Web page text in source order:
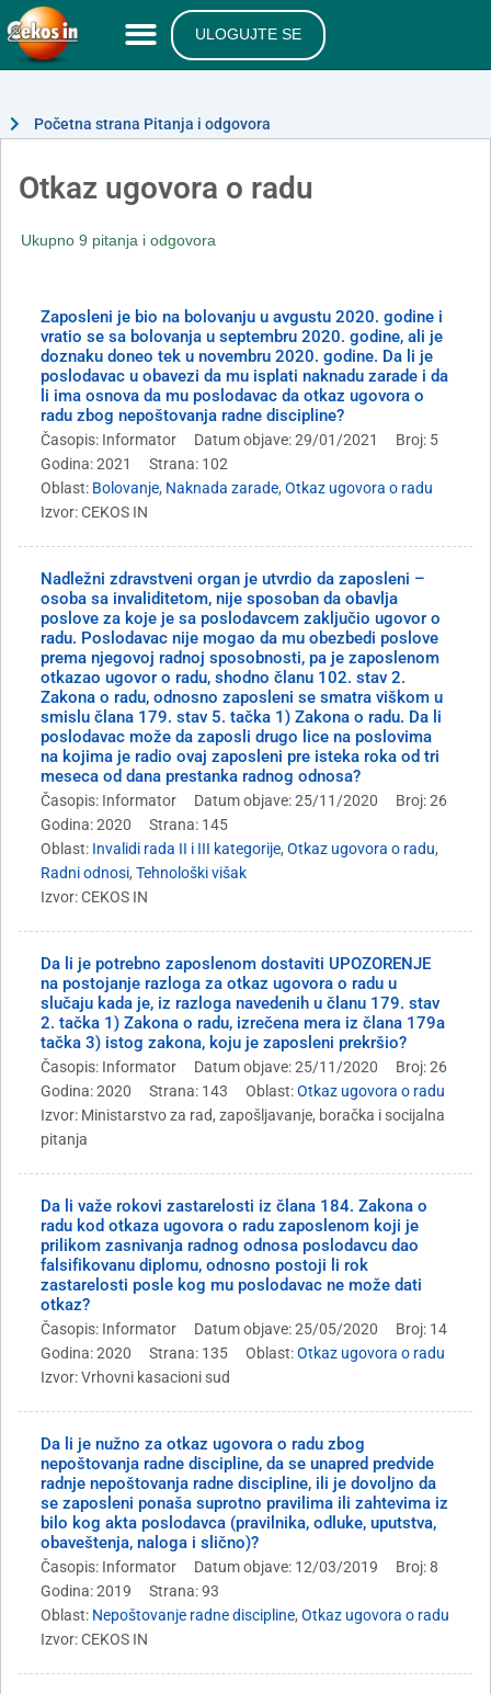
ULOGUJTE SE
Početna strana Pitanja i odgovora
Otkaz ugovora o radu
Ukupno 9 pitanja i odgovora
Zaposleni je bio na bolovanju u avgustu 2020. godine i
vratio se sa bolovanja u septembru 2020. godine, ali je
doznaku doneo tek u novembru 2020. godine. Da li je
poslodavac u obavezi da mu isplati naknadu zarade i da
li ima osnova da mu poslodavac da otkaz ugovora o
radu zbog nepoštovanja radne discipline?
Časopis: Informator Datum objave: 29/01/2021
Broj: 5
Godina: 2021
Strana: 102
Oblast: Bolovanje, Naknada zarade, Otkaz ugovora o radu
Izvor: CEKOS IN
Nadležni zdravstveni organ je utvrdio da zaposleni –
osoba sa invaliditetom, nije sposoban da obavlja
poslove za koje je sa poslodavcem zaključio ugovor o
radu. Poslodavac nije mogao da mu obezbedi poslove
prema njegovoj radnoj sposobnosti, pa je zaposlenom
otkazao ugovor o radu, shodno članu 102. stav 2.
Zakona o radu, odnosno zaposleni se smatra viškom u
smislu člana 179. stav 5. tačka 1) Zakona o radu. Da li
poslodavac može da zaposli drugo lice na poslovima
na kojima je radio ovaj zaposleni pre isteka roka od tri
meseca od dana prestanka radnog odnosa?
Časopis: Informator Datum objave: 25/11/2020
Broj: 26
Godina: 2020
Strana: 145
Oblast: Invalidi rada II i III kategorije, Otkaz ugovora o radu,
Radni odnosi, Tehnološki višak
Izvor: CEKOS IN
Da li je potrebno zaposlenom dostaviti UPOZORENJE
na postojanje razloga za otkaz ugovora o radu u
slučaju kada je, iz razloga navedenih u članu 179. stav
2. tačka 1) Zakona o radu, izrečena mera iz člana 179a
tačka 3) istog zakona, koju je zaposleni prekršio?
Časopis: Informator Datum objave: 25/11/2020
Broj: 26
Godina: 2020
Strana: 143 Oblast:Otkaz ugovora o radu
Izvor: Ministarstvo za rad, zapošljavanje, boračka i socijalna
pitanja
Da li važe rokovi zastarelosti iz člana 184. Zakona o
radu kod otkaza ugovora o radu zaposlenom koji je
prilikom zasnivanja radnog odnosa poslodavcu dao
falsifikovanu diplomu, odnosno postoji li rok
zastarelosti posle kog mu poslodavac ne može dati
otkaz?
Časopis: Informator Datum objave: 25/05/2020
Broj: 14
Godina: 2020
Strana: 135 Oblast:Otkaz ugovora o radu
Izvor: Vrhovni kasacioni sud
Da li je nužno za otkaz ugovora o radu zbog
nepoštovanja radne discipline, da se unapred predvide
radnje nepoštovanja radne discipline, ili je dovoljno da
se zaposleni ponaša suprotno pravilima ili zahtevima iz
bilo kog akta poslodavca (pravilnika, odluke, uputstva,
obaveštenja, naloga i slično)?
Časopis: Informator Datum objave: 12/03/2019
Broj: 8
Godina: 2019
Strana: 93
Oblast: Nepoštovanje radne discipline, Otkaz ugovora o radu
Izvor: CEKOS IN